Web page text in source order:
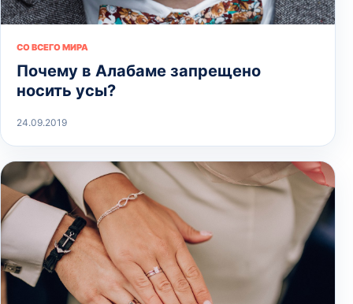
СО ВСЕГО МИРА
Почему в Алабаме запрещено
носить усы?
24.09.2019